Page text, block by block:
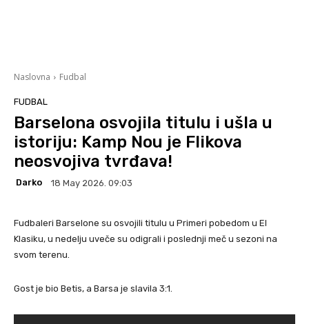
Naslovna Fudbal
FUDBAL
Barselona osvojila titulu i ušla u
istoriju: Kamp Nou je Flikova
neosvojiva tvrđava!
Darko 18 May 2026. 09:03
Fudbaleri Barselone su osvojili titulu u Primeri pobedom u El
Klasiku, u nedelju uveče su odigrali i poslednji meč u sezoni na
svom terenu.
Gost je bio Betis, a Barsa je slavila 3:1.